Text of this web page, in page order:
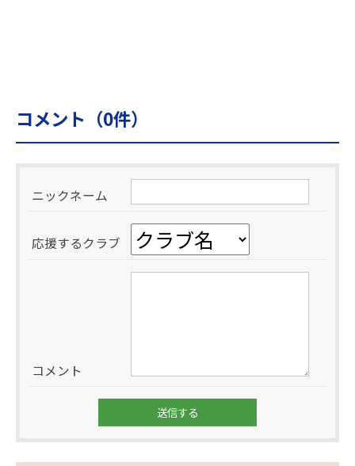
コメント（0件）
ニックネーム
応援するクラブ
コメント